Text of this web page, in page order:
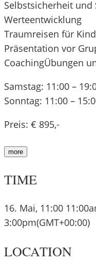
Selbstsicherheit und
Werteentwicklung
Traumreisen für
Präsentation vor
CoachingÜbungen
Samstag: 11:00 –
Sonntag: 11:00 –
Preis: € 895,-
more
TIME
16. Mai, 11:00
3:00pm(GMT+00:00)
LOCATION